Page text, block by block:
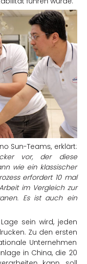
Sun-Teams, erklärt:
vor, der diese
wie ein klassischer
erfordert 10 mal
im Vergleich zur
Es ist auch ein
sein wird, jeden
Zu den ersten
Unternehmen
in China, die 20